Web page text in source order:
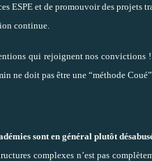
ESPE et de promouvoir des projets
continue.
qui rejoignent nos
ne doit pas être une “méthode
sont en général plutôt
complexes n’est pas